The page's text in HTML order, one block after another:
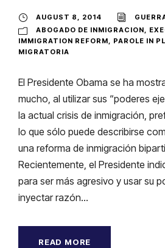
AUGUST 8, 2014
ABOGADO DE INMIGRACION
IMMIGRATION REFORM
PAROLE IN
MIGRATORIA
El Presidente Obama se ha
mucho, al utilizar sus “poderes
la actual crisis de inmigración,
lo que sólo puede describirse
una reforma de inmigración
Recientemente, el Presidente
para ser más agresivo y usar su
inyectar razón...
READ MORE